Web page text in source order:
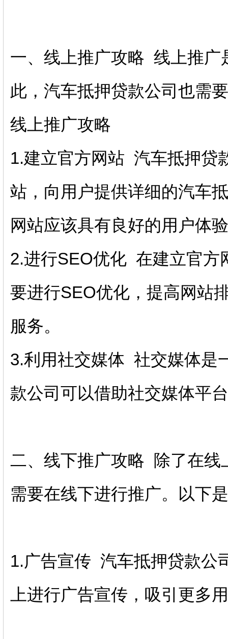
一、线上推广攻略 线上推广
此，汽车抵押贷款公司也需
线上推广攻略
1.建立官方网站 汽车抵押贷
站，向用户提供详细的汽车
网站应该具有良好的用户体
2.进行SEO优化 在建立官方
要进行SEO优化，提高网站
服务。
3.利用社交媒体 社交媒体是
款公司可以借助社交媒体平
二、线下推广攻略 除了在线
需要在线下进行推广。以下
1.广告宣传 汽车抵押贷款公
上进行广告宣传，吸引更多